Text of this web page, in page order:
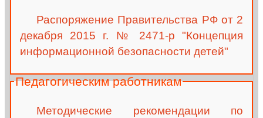
Распоряжение Правительства РФ от 2
декабря 2015 г. № 2471-р "Концепция
информационной безопасности детей"
Педагогическим работникам
Методические рекомендации по